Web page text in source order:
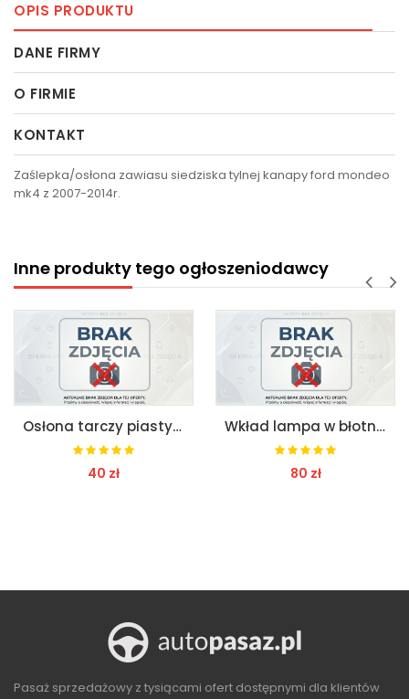
OPIS PRODUKTU
DANE FIRMY
O FIRMIE
KONTAKT
Zaślepka/osłona zawiasu siedziska tylnej kanapy ford mondeo
mk4 z 2007-2014r.
Inne produkty tego ogłoszeniodawcy
Osłona tarczy piasty lewy przód ford mondeo mk5
40 zł
Wkład lampa w błotnik ford mondeo mk4 kombi
80 zł
Pasaż sprzedażowy z tysiącami ofert dostępnymi dla klientów